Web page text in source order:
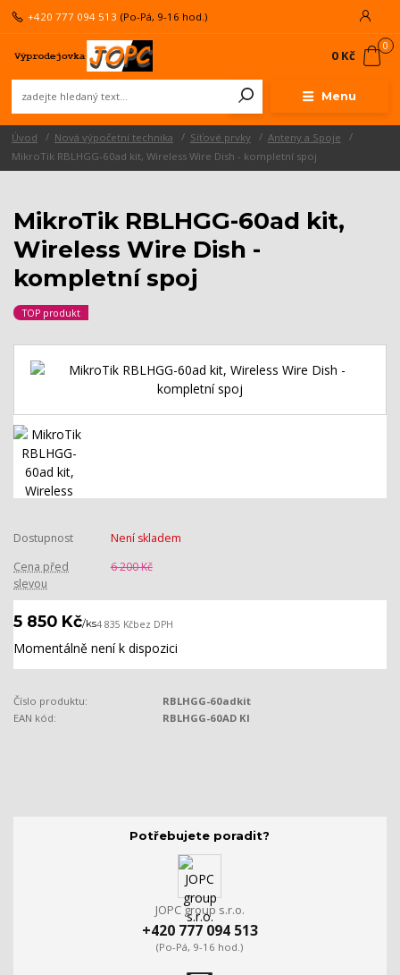
Menu
+420 777 094 513 (Po-Pá, 9-16 hod.)
0
0 Kč
Úvod Nová výpočetní technika Síťové prvky
Anteny a Spoje
MikroTik RBLHGG-60ad kit, Wireless Wire Dish - kompletní spoj
MikroTik RBLHGG-60ad kit,
Wireless Wire Dish -
kompletní spoj
TOP produkt
Dostupnost
Není skladem
Cena před
slevou
6 200 Kč
5 850 Kč/ks4 835 Kčbez DPH
Momentálně není k dispozici
Číslo produktu:
RBLHGG-60adkit
EAN kód:
RBLHGG-60AD KI
Potřebujete poradit?
JOPC group s.r.o.
+420 777 094 513
(Po-Pá, 9-16 hod.)